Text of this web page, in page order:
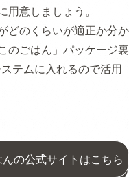
意しましょう。
どのくらいが適正か分か
のごはん」パッケージ裏
テムに入れるので活用
の公式サイトはこちら